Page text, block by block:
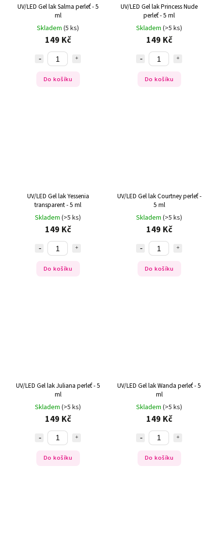
UV/LED Gel lak Salma perleť - 5
ml
Skladem (5 ks)
149 Kč
Do košíku
UV/LED Gel lak Princess Nude
perleť - 5 ml
Skladem (>5 ks)
149 Kč
Do košíku
UV/LED Gel lak Yessenia
transparent - 5 ml
Skladem (>5 ks)
149 Kč
Do košíku
UV/LED Gel lak Courtney perleť -
5 ml
Skladem (>5 ks)
149 Kč
Do košíku
UV/LED Gel lak Juliana perleť - 5
ml
Skladem (>5 ks)
149 Kč
Do košíku
UV/LED Gel lak Wanda perleť - 5
ml
Skladem (>5 ks)
149 Kč
Do košíku